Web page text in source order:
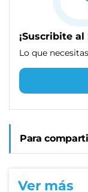
¡Suscribite
Lo que
Para
Ver más